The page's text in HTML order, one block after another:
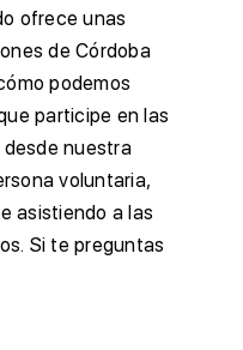
ofrece unas
de Córdoba
podemos
participe en las
nuestra
voluntaria,
asistiendo a las
Si te preguntas